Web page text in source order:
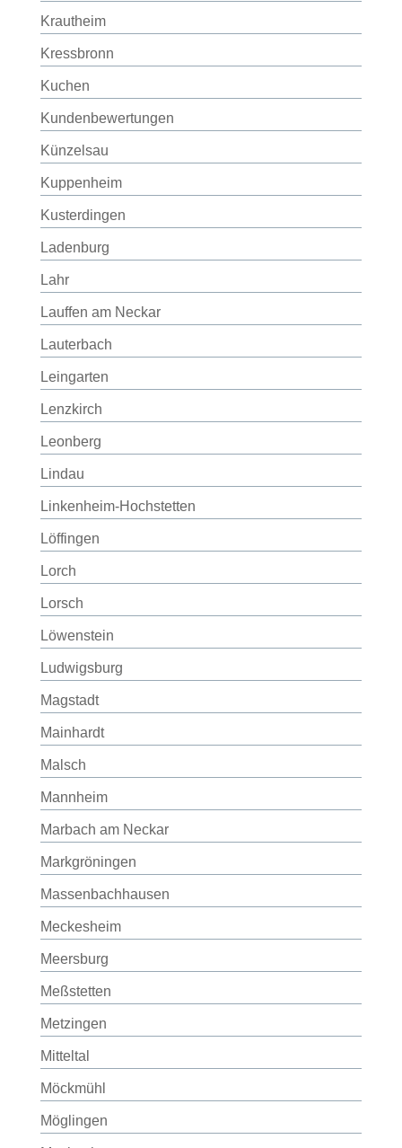
Krautheim
Kressbronn
Kuchen
Kundenbewertungen
Künzelsau
Kuppenheim
Kusterdingen
Ladenburg
Lahr
Lauffen am Neckar
Lauterbach
Leingarten
Lenzkirch
Leonberg
Lindau
Linkenheim-Hochstetten
Löffingen
Lorch
Lorsch
Löwenstein
Ludwigsburg
Magstadt
Mainhardt
Malsch
Mannheim
Marbach am Neckar
Markgröningen
Massenbachhausen
Meckesheim
Meersburg
Meßstetten
Metzingen
Mitteltal
Möckmühl
Möglingen